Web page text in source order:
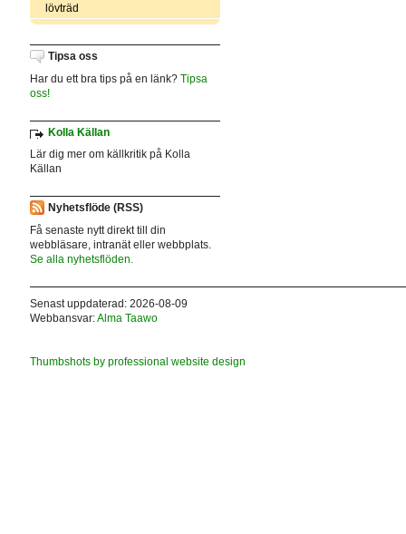
lövträd
Tipsa oss
Har du ett bra tips på en länk? Tipsa
oss!
Kolla Källan
Lär dig mer om källkritik på Kolla
Källan
Nyhetsflöde (RSS)
Få senaste nytt direkt till din
webbläsare, intranät eller webbplats.
Se alla nyhetsflöden.
Senast uppdaterad: 2026-08-09
Webbansvar:Alma Taawo
Thumbshots by professional website design